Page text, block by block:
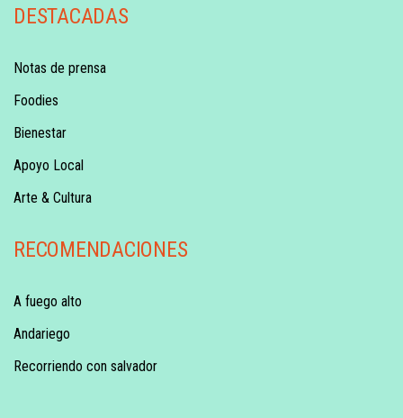
DESTACADAS
Notas de prensa
Foodies
Bienestar
Apoyo Local
Arte & Cultura
RECOMENDACIONES
A fuego alto
Andariego
Recorriendo con salvador